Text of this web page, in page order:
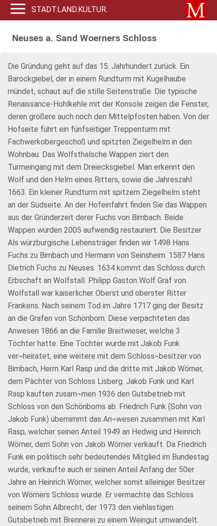
STADT.LAND.KULTUR.
Neuses a. Sand Woerners Schloss
Die Gründung geht auf das 15. Jahrhundert zurück. Ein
Barockgiebel, der in einem Rundturm mit Kugelhaube
mündet, schaut auf die stille Seitenstraße. Die typische
Renaissance-Hohlkehle mit der Konsole zeigen die Fenster,
deren größere auch noch den Mittelpfosten haben. Von der
Hofseite führt ein fünfseitiger Treppenturm mit
Fachwerkobergeschoß und spitzten Ziegelhelm in den
Wohnbau. Das Wolfsthalsche Wappen ziert den
Turmeingang mit dem Dreiecksgiebel. Man erkennt den
Wolf und den Helm eines Ritters, sowie die Jahreszahl
1663. Ein kleiner Rundturm mit spitzem Ziegelhelm steht
an der Südseite. An der Hofeinfahrt finden Sie das Wappen
aus der Gründerzeit derer Fuchs von Bimbach. Beide
Wappen wurden 2005 aufwendig restauriert. Die Besitzer
Als würzburgische Lehensträger finden wir 1498 Hans
Fuchs zu Bimbach und Hermann von Seinsheim. 1587 Hans
Dietrich Fuchs zu Neuses. 1634 kommt das Schloss durch
Erbschaft an Wolfstall. Philipp Gaston Wolf Graf von
Wolfstall war kaiserlicher Oberst und oberster Ritter
Frankens. Nach seinem Tod im Jahre 1717 ging der Besitz
an die Grafen von Schönborn. Diese verpachteten das
Anwesen 1866 an die Familie Breitwieser, welche 3
Töchter hatte. Eine Tochter wurde mit Jakob Funk
ver¬heiratet, eine weitere mit dem Schloss¬besitzer von
Bimbach, Herrn Karl Rasp und die dritte mit Jakob Wörner,
dem Pächter von Schloss Lisberg. Jakob Funk und Karl
Rasp kauften zusam¬men 1936 den Gutsbetrieb mit
Schloss von den Schönborns ab. Friedrich Funk (Sohn von
Jakob Funk) übernimmt das An¬wesen zusammen mit Karl
Rasp, welcher seinen Anteil 1949 an Hedwig und Heinrich
Wörner, dem Sohn von Jakob Wörner verkauft. Da Friedrich
Funk ein politisch sehr bedeutendes Mitglied im Bundestag
wurde, verkaufte auch er seinen Anteil Anfang der 50er
Jahre an Heinrich Wörner, welcher somit alleiniger Besitzer
von Wörners Schloss wurde. Er vermachte das Schloss
seinem Sohn Albrecht, der 1973 den viehlastigen
Gutsbetrieb mit Brennerei zu einem Weingut umwandelt.